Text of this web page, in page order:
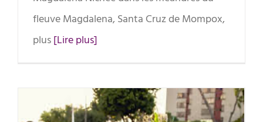
fleuve Magdalena, Santa Cruz de Mompox,
plus [Lire plus]